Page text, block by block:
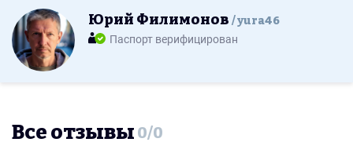
Юрий Филимонов yura46
Паспорт верифицирован
Все отзывы 0/0